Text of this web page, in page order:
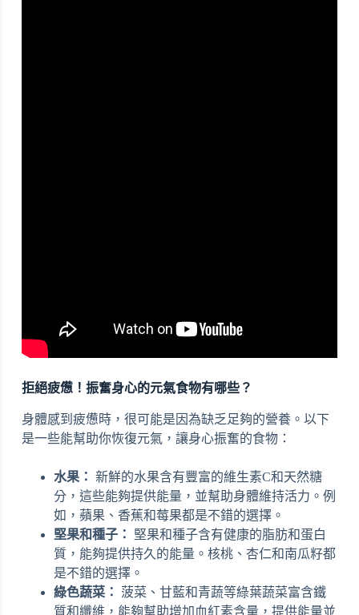
拒絕疲憊！振奮身心的元氣食物有哪些？
身體感到疲憊時，很可能是因為缺乏足夠的營養。以下
是一些能幫助你恢復元氣，讓身心振奮的食物：
水果： 新鮮的水果含有豐富的維生素C和天然糖
分，這些能夠提供能量，並幫助身體維持活力。例
如，蘋果、香蕉和莓果都是不錯的選擇。
堅果和種子：
堅果和種子含有健康的脂肪和蛋白
質，能夠提供持久的能量。核桃、杏仁和南瓜籽都
是不錯的選擇。
綠色蔬菜： 菠菜、甘藍和青蔬等綠葉蔬菜富含鐵
質和纖維，能夠幫助增加血紅素含量，提供能量並